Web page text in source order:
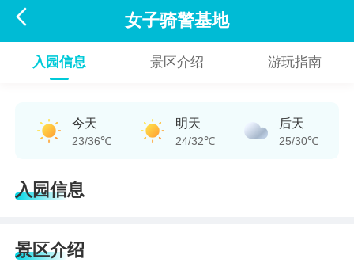
 女子骑警基地
入园信息 景区介绍 游玩指南
今天
23/36℃
明天
24/32℃
后天
25/30℃
入园信息
景区介绍